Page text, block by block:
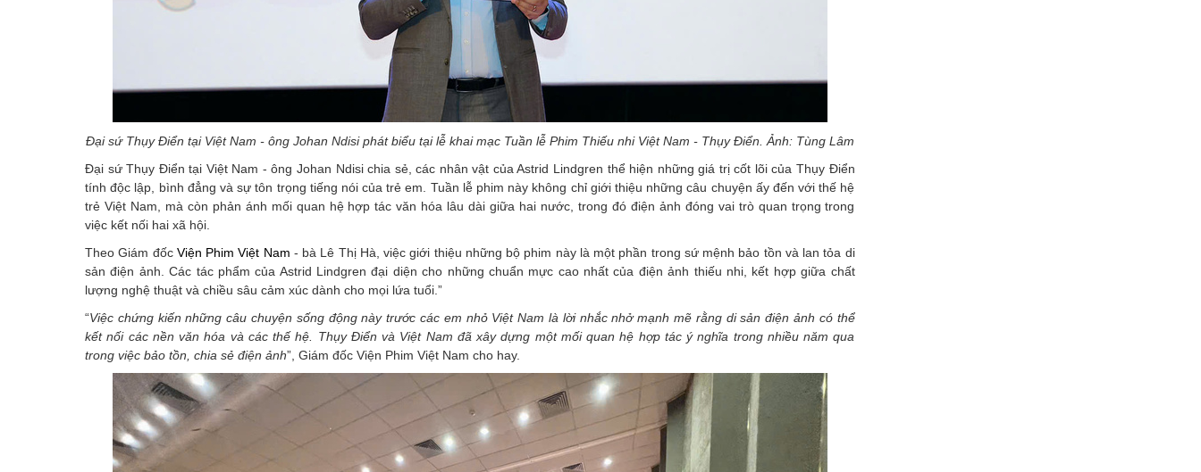
Đại sứ Thụy Điển tại Việt Nam - ông Johan Ndisi phát biểu tại lễ khai mạc Tuần lễ Phim Thiếu nhi Việt Nam - Thụy Điển. Ảnh: Tùng Lâm
Đại sứ Thụy Điển tại Việt Nam - ông Johan Ndisi chia sẻ, các nhân vật của Astrid Lindgren thể hiện những giá trị cốt lõi của Thụy Điển
tính độc lập, bình đẳng và sự tôn trọng tiếng nói của trẻ em. Tuần lễ phim này không chỉ giới thiệu những câu chuyện ấy đến với thế hệ
trẻ Việt Nam, mà còn phản ánh mối quan hệ hợp tác văn hóa lâu dài giữa hai nước, trong đó điện ảnh đóng vai trò quan trọng trong
việc kết nối hai xã hội.
Theo Giám đốc Viện Phim Việt Nam - bà Lê Thị Hà, việc giới thiệu những bộ phim này là một phần trong sứ mệnh bảo tồn và lan tỏa di
sản điện ảnh. Các tác phẩm của Astrid Lindgren đại diện cho những chuẩn mực cao nhất của điện ảnh thiếu nhi, kết hợp giữa chất
lượng nghệ thuật và chiều sâu cảm xúc dành cho mọi lứa tuổi.”
“Việc chứng kiến những câu chuyện sống động này trước các em nhỏ Việt Nam là lời nhắc nhở mạnh mẽ rằng di sản điện ảnh có thể
kết nối các nền văn hóa và các thế hệ. Thụy Điển và Việt Nam đã xây dựng một mối quan hệ hợp tác ý nghĩa trong nhiều năm qua
trong việc bảo tồn, chia sẻ điện ảnh”, Giám đốc Viện Phim Việt Nam cho hay.